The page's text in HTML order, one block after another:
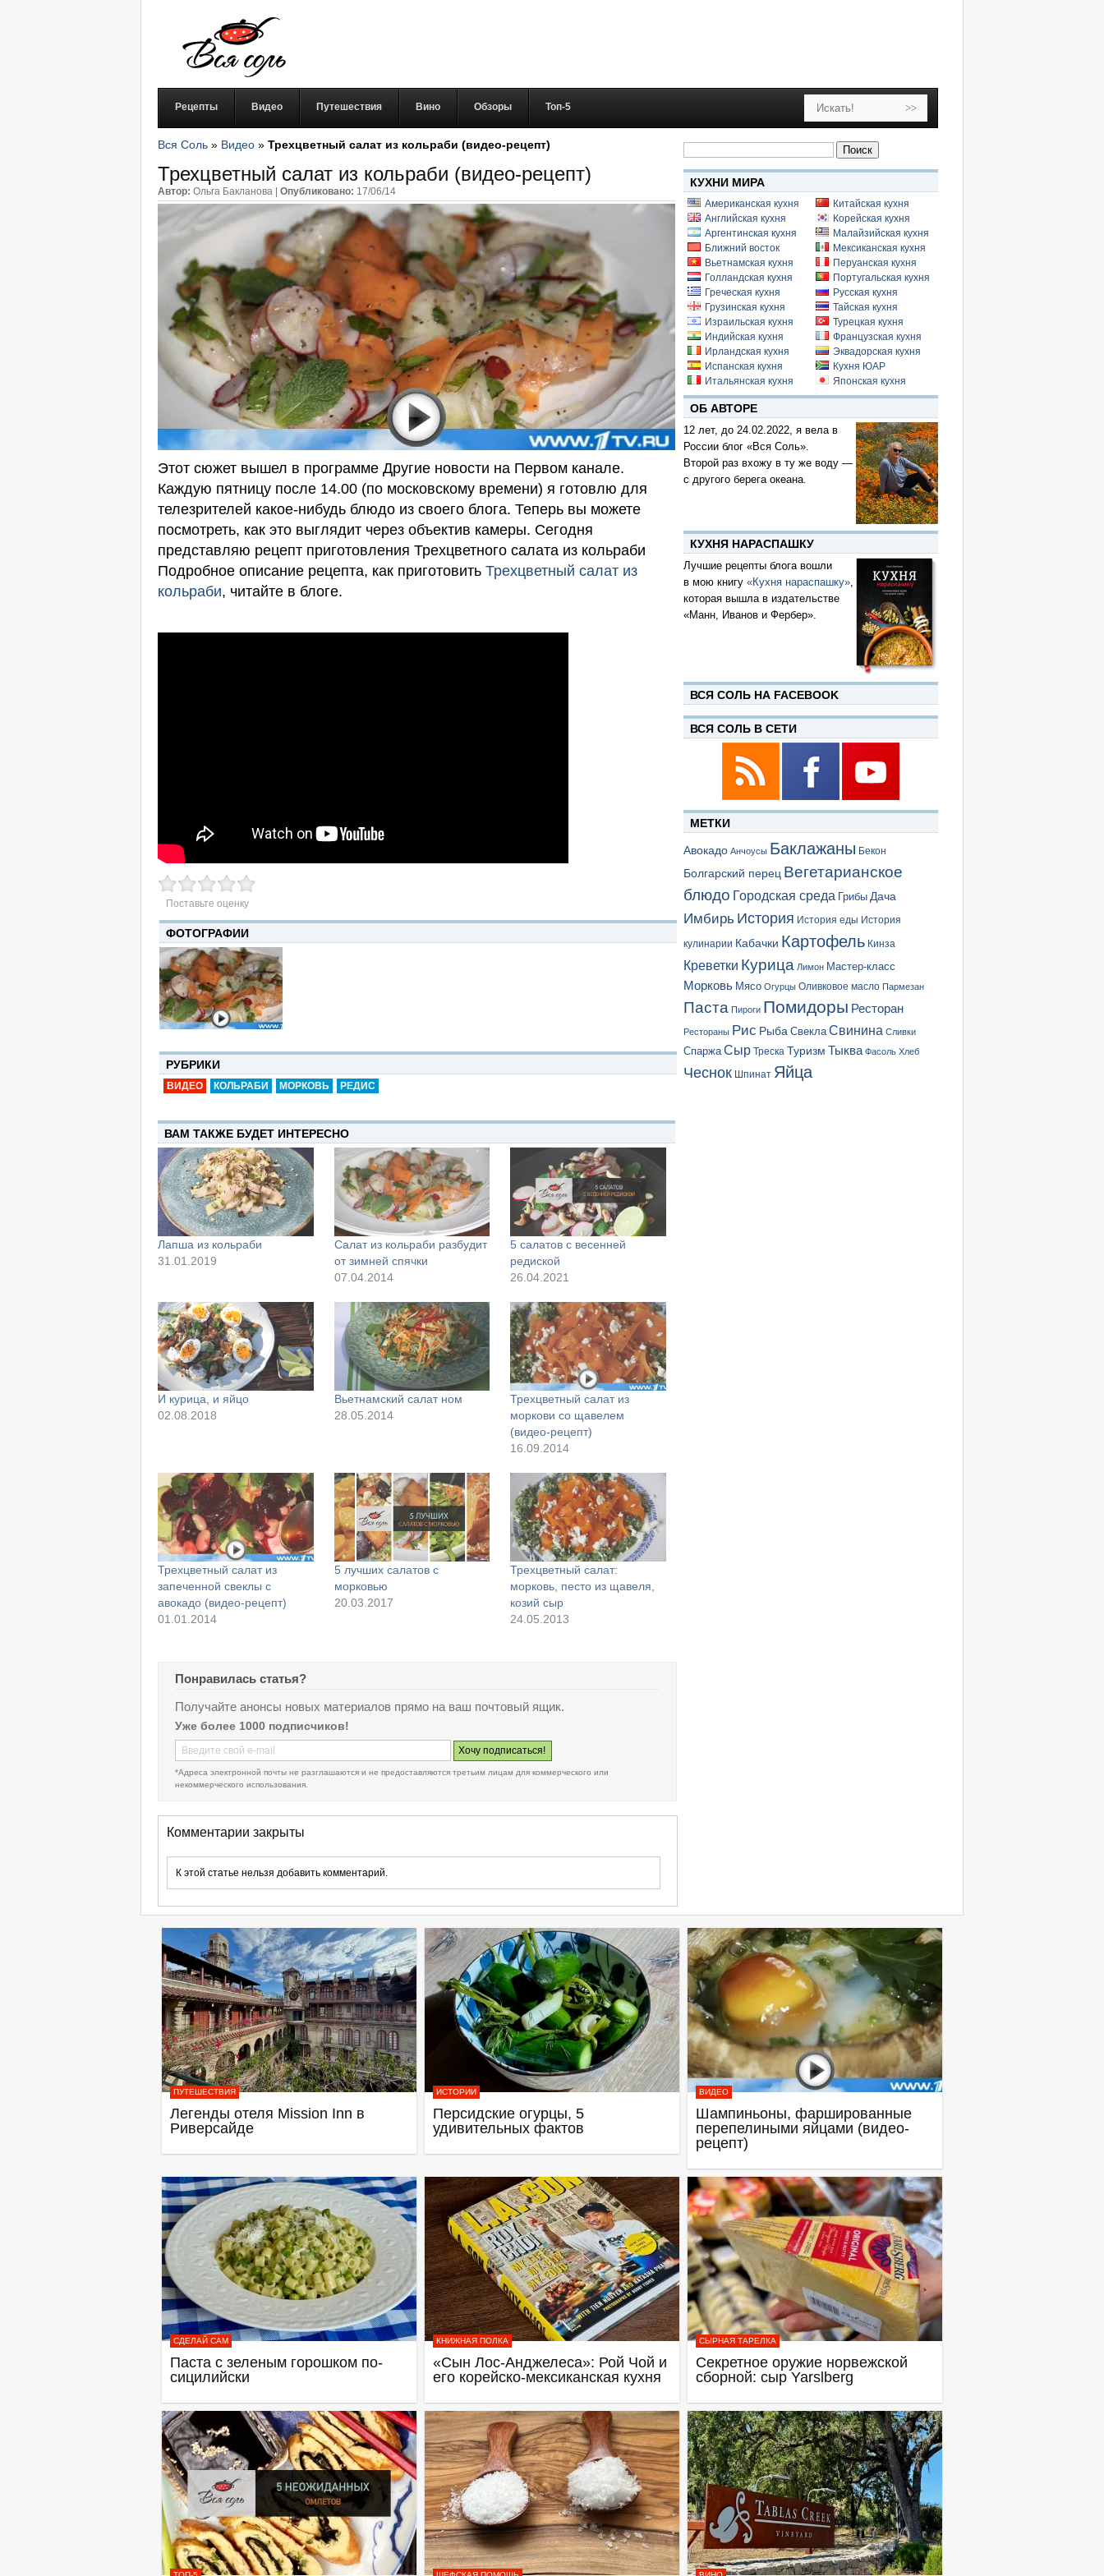
Рецепты Видео Путешествия Вино Обзоры Топ-5
Вся Соль » Видео » Трехцветный салат из кольраби (видео-рецепт)
Трехцветный салат из кольраби (видео-рецепт)
Автор: Ольга Бакланова | Опубликовано: 17/06/14
Этот сюжет вышел в программе Другие новости на Первом канале.
Каждую пятницу после 14.00 (по московскому времени) я готовлю для
телезрителей какое-нибудь блюдо из своего блога. Теперь вы можете
посмотреть, как это выглядит через объектив камеры. Сегодня
представляю рецепт приготовления Трехцветного салата из кольраби
Подробное описание рецепта, как приготовить Трехцветный салат из
кольраби, читайте в блоге.
Поставьте оценку
ФОТОГРАФИИ
РУБРИКИ
ВИДЕО КОЛЬРАБИ МОРКОВЬ РЕДИС
ВАМ ТАКЖЕ БУДЕТ ИНТЕРЕСНО
Лапша из кольраби
31.01.2019
Салат из кольраби разбудит
от зимней спячки
07.04.2014
5 салатов с весенней
редиской
26.04.2021
И курица, и яйцо
02.08.2018
Вьетнамский салат ном
28.05.2014
Трехцветный салат из
моркови со щавелем
(видео-рецепт)
16.09.2014
Трехцветный салат из
запеченной свеклы с
авокадо (видео-рецепт)
01.01.2014
5 лучших салатов с
морковью
20.03.2017
Трехцветный салат:
морковь, песто из щавеля,
козий сыр
24.05.2013
Понравилась статья?
Получайте анонсы новых материалов прямо на ваш почтовый ящик.
Уже более 1000 подписчиков!
*Адреса электронной почты не разглашаются и не предоставляются третьим лицам для коммерческого или
некоммерческого использования.
Комментарии закрыты
К этой статье нельзя добавить комментарий.
Найти:
КУХНИ МИРА
Американская кухня
Английская кухня
Аргентинская кухня
Ближний восток
Вьетнамская кухня
Голландская кухня
Греческая кухня
Грузинская кухня
Израильская кухня
Индийская кухня
Ирландская кухня
Испанская кухня
Итальянская кухня
Китайская кухня
Корейская кухня
Малайзийская кухня
Мексиканская кухня
Перуанская кухня
Португальская кухня
Русская кухня
Тайская кухня
Турецкая кухня
Французская кухня
Эквадорская кухня
Кухня ЮАР
Японская кухня
ОБ АВТОРЕ
12 лет, до 24.02.2022, я вела в
России блог «Вся Соль».
Второй раз вхожу в ту же воду —
с другого берега океана.
КУХНЯ НАРАСПАШКУ
Лучшие рецепты блога вошли
в мою книгу «Кухня нараспашку»,
которая вышла в издательстве
«Манн, Иванов и Фербер».
ВСЯ СОЛЬ НА FACEBOOK
ВСЯ СОЛЬ В СЕТИ
МЕТКИ
Авокадо Анчоусы Баклажаны Бекон
Болгарский перец Вегетарианское
блюдо Городская среда Грибы Дача
Имбирь История История еды История
кулинарии Кабачки Картофель Кинза
Креветки Курица Лимон Мастер-класс
Морковь Мясо Огурцы Оливковое масло Пармезан
Паста Пироги Помидоры Ресторан
Рестораны Рис Рыба Свекла Свинина Сливки
Спаржа Сыр Треска Туризм Тыква Фасоль Хлеб
Чеснок Шпинат Яйца
ПУТЕШЕСТВИЯ
Легенды отеля Mission Inn в
Риверсайде
ИСТОРИИ
Персидские огурцы, 5
удивительных фактов
ВИДЕО
Шампиньоны, фаршированные
перепелиными яйцами (видео-
рецепт)
СДЕЛАЙ САМ
Паста с зеленым горошком по-
сицилийски
КНИЖНАЯ ПОЛКА
«Сын Лос-Анджелеса»: Рой Чой и
его корейско-мексиканская кухня
СЫРНАЯ ТАРЕЛКА
Секретное оружие норвежской
сборной: сыр Yarslberg